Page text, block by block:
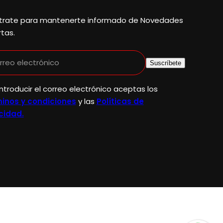
para mantenerte informado de Novedades
electrónico Suscríbete
el correo electrónico aceptas los
y condiciones y las Políticas de